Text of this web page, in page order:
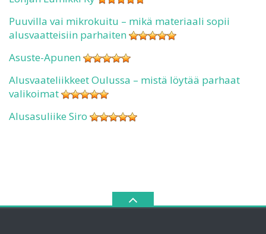
Puuvilla vai mikrokuitu – mikä materiaali sopii
alusvaatteisiin parhaiten
Asuste-Apunen
Alusvaateliikkeet Oulussa – mistä löytää parhaat
valikoimat
Alusasuliike Siro